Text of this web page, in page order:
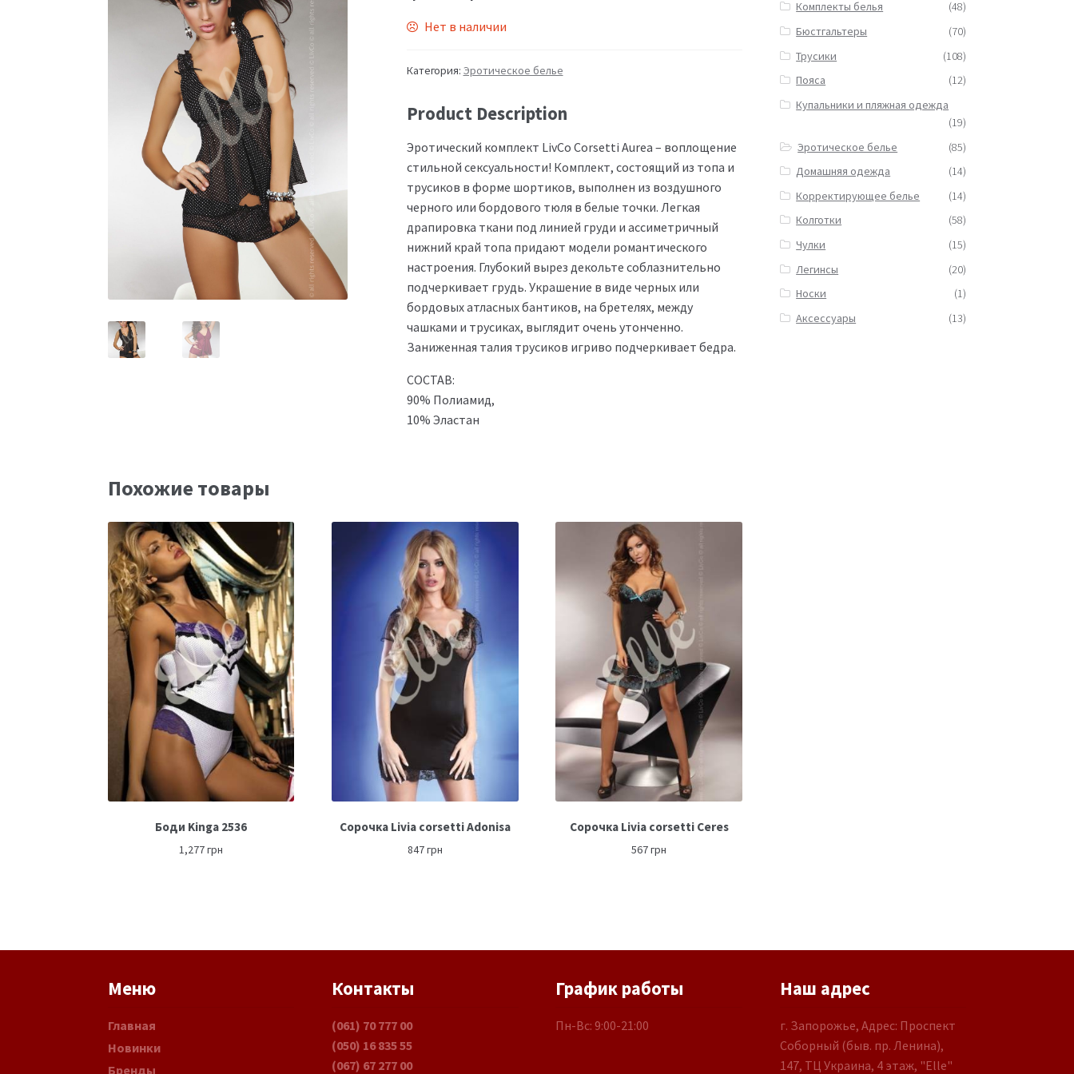
Нет в наличии
Категория: Эротическое белье
Product Description
Эротический комплект LivCo Corsetti Aurea – воплощение
стильной сексуальности! Комплект, состоящий из топа и
трусиков в форме шортиков, выполнен из воздушного
черного или бордового тюля в белые точки. Легкая
драпировка ткани под линией груди и ассиметричный
нижний край топа придают модели романтического
настроения. Глубокий вырез декольте соблазнительно
подчеркивает грудь. Украшение в виде черных или
бордовых атласных бантиков, на бретелях, между
чашками и трусиках, выглядит очень утонченно.
Заниженная талия трусиков игриво подчеркивает бедра.
СОСТАВ:
90% Полиамид,
10% Эластан
Похожие товары
Боди Kinga 2536
1,277грн
Сорочка Livia corsetti Adonisa
847грн
Сорочка Livia corsetti Ceres
567грн
Комплекты белья
(48)
Бюстгальтеры
(70)
Трусики
(108)
Пояса
(12)
Купальники и пляжная одежда
(19)
Эротическое белье
(85)
Домашняя одежда
(14)
Корректирующее белье
(14)
Колготки
(58)
Чулки
(15)
Легинсы
(20)
Носки
(1)
Аксессуары
(13)
Меню
Главная
Новинки
Бренды
Контакты
(061) 70 777 00
(050) 16 835 55
(067) 67 277 00
График работы
Пн-Вс: 9:00-21:00
Наш адрес
г. Запорожье, Адрес: Проспект
Соборный (быв. пр. Ленина),
147, ТЦ Украина, 4 этаж, "Elle"